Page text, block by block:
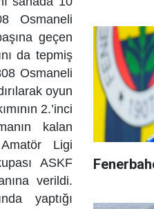
Osmaneli
geçen
da tepmiş
Osmaneli
oyun
2.’inci
kalan
Ligi
ASKF
verildi.
yaptığı